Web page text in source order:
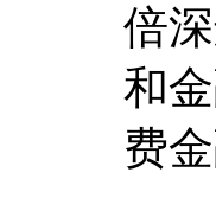
倍深
和
费